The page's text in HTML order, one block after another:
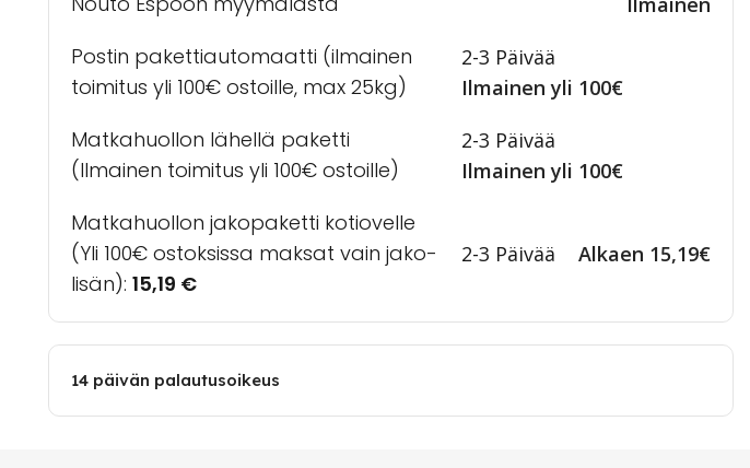
Postin pakettiautomaatti (ilmainen
toimitus yli 100€ ostoille, max 25kg)
2-3 Päivää
Ilmainen yli 100€
Matkahuollon lähellä paketti
(Ilmainen toimitus yli 100€ ostoille)
2-3 Päivää
Ilmainen yli 100€
Matkahuollon jakopaketti kotiovelle
(Yli 100€ ostoksissa maksat vain jako-
lisän): 15,19 €
2-3 Päivää Alkaen 15,19€
14 päivän palautusoikeus